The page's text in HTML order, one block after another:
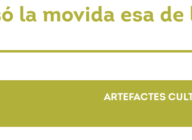
la movida esa
ARTEFACTES